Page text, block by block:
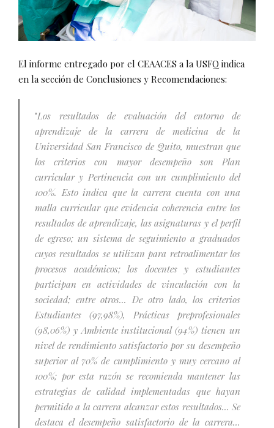
El informe entregado por el CEAACES a la USFQ indica
en la sección de Conclusiones y Recomendaciones:
"Los resultados de evaluación del entorno de
aprendizaje de la carrera de medicina de la
Universidad San Francisco de Quito, muestran que
los criterios con mayor desempeño son Plan
curricular y Pertinencia con un cumplimiento del
100%. Esto indica que la carrera cuenta con una
malla curricular que evidencia coherencia entre los
resultados de aprendizaje, las asignaturas y el perfil
de egreso; un sistema de seguimiento a graduados
cuyos resultados se utilizan para retroalimentar los
procesos académicos; los docentes y estudiantes
participan en actividades de vinculación con la
sociedad; entre otros... De otro lado, los criterios
Estudiantes (97,98%), Prácticas preprofesionales
(98,06%) y Ambiente institucional (94%) tienen un
nivel de rendimiento satisfactorio por su desempeño
superior al 70% de cumplimiento y muy cercano al
100%; por esta razón se recomienda mantener las
estrategias de calidad implementadas que hayan
permitido a la carrera alcanzar estos resultados... Se
destaca el desempeño satisfactorio de la carrera...